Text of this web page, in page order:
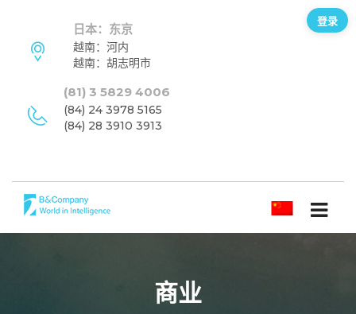
日本：东京
越南：河内
越南：胡志明市
(81) 3 5829 4006
(84) 24 3978 5165
(84) 28 3910 3913
简体中文
商业
登录